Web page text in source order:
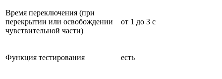
Время переключения (при
перекрытии или освобождении
чувствительной части)
от 1 до 3 с
Функция тестирования есть